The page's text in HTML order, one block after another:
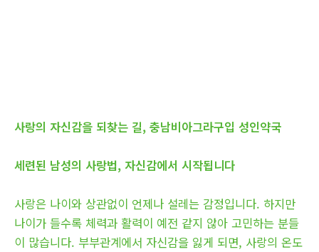
사랑의 자신감을 되찾는 길, 충남비아그라구입 성인약국
세련된 남성의 사랑법, 자신감에서 시작됩니다
사랑은 나이와 상관없이 언제나 설레는 감정입니다. 하지만
나이가 들수록 체력과 활력이 예전 같지 않아 고민하는 분들
이 많습니다. 부부관계에서 자신감을 잃게 되면, 사랑의 온도